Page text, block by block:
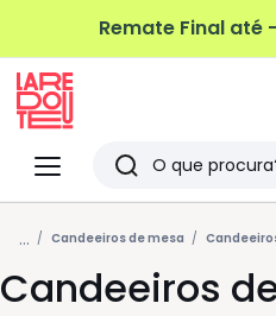
Remate Final até
Menu
Redoute
Pesquisar
Últimos
artigos
vistos
... Candeeiros de mesa
Candeeiros